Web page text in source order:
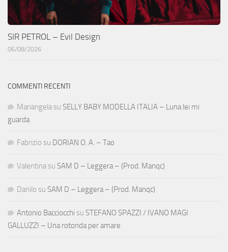
SIR PETROL – Evil Design
06/08/2026
COMMENTI RECENTI
Mariangela su SELLY BABY MODELLA ITALIA – Luna lei mi
guarda
Fabrizio su DORIAN O. A. – Tao
Valentina su SAM D – Leggera – (Prod. Manqc)
Danilo su SAM D – Leggera – (Prod. Manqc)
Antonio Bacciocchi su STEFANO SPAZZI / IVANO MAGI
GALLUZZI – Una rotonda per amare